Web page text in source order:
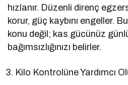
hızlanır. Düzenli direnç
korur, güç kaybını engeller.
konu değil; kas gücünüz
bağımsızlığınızı belirler.
Kilo Kontrolüne Yardımcı